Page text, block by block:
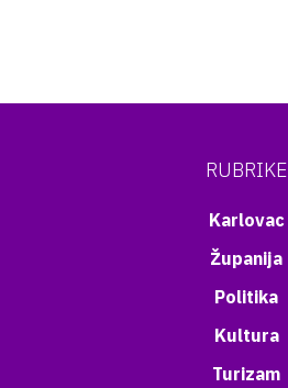
RUBRIKE
Karlovac
Županija
Politika
Kultura
Turizam